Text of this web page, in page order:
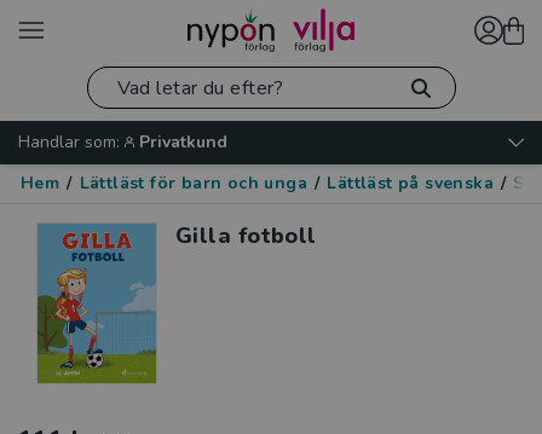
Handlar som:
Privatkund
Hem / Lättläst för barn och unga / Lättläst på svenska /
Gilla fotboll